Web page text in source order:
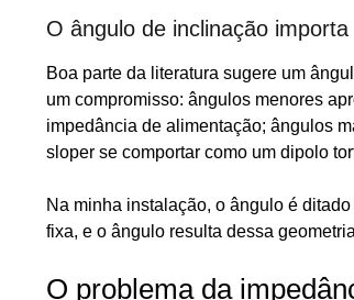
O ângulo de inclinação importa
Boa parte da literatura sugere um
um compromisso: ângulos menores
impedância de alimentação; ângulos
sloper se comportar como um dipolo
Na minha instalação, o ângulo é
fixa, e o ângulo resulta dessa
O problema da